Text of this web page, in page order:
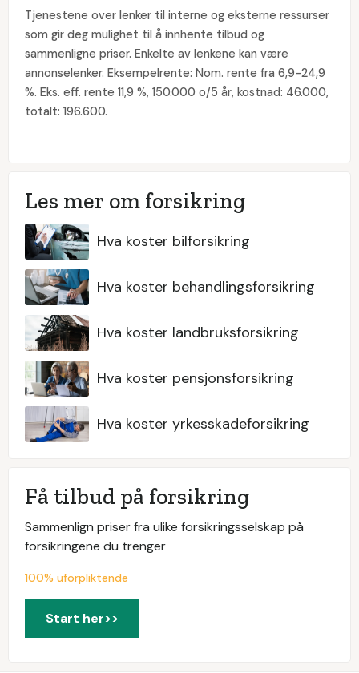
Tjenestene over lenker til interne og eksterne ressurser
som gir deg mulighet til å innhente tilbud og
sammenligne priser. Enkelte av lenkene kan være
annonselenker. Eksempelrente: Nom. rente fra 6,9-24,9
%. Eks. eff. rente 11,9 %, 150.000 o/5 år, kostnad: 46.000,
totalt: 196.600.
Les mer om forsikring
Hva koster bilforsikring
Hva koster behandlingsforsikring
Hva koster landbruksforsikring
Hva koster pensjonsforsikring
Hva koster yrkesskadeforsikring
Få tilbud på forsikring
Sammenlign priser fra ulike forsikringsselskap på
forsikringene du trenger
100% uforpliktende
Start her>>